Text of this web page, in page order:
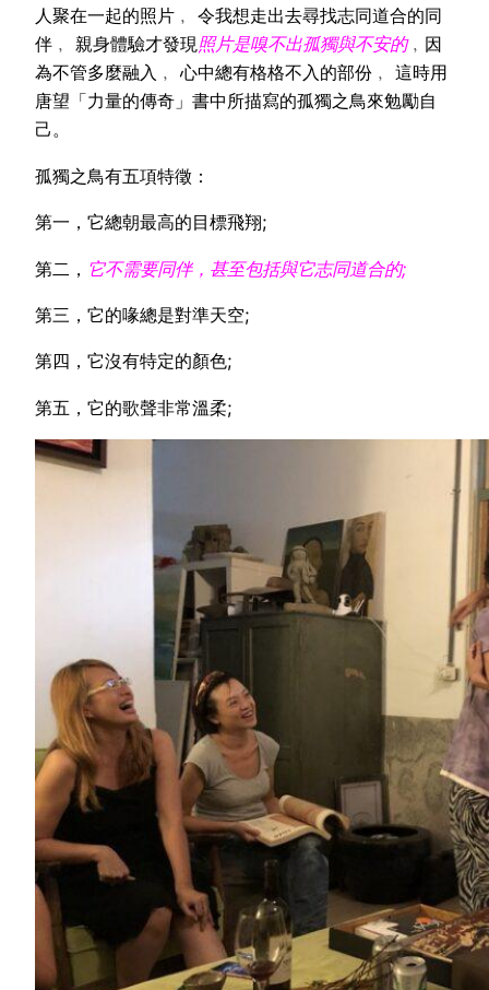
人聚在一起的照片﹐ 令我想走出去尋找志同道合的同
伴﹐ 親身體驗才發現照片是嗅不出孤獨與不安的﹐因
為不管多麼融入﹐ 心中總有格格不入的部份﹐ 這時用
唐望「力量的傳奇」書中所描寫的孤獨之鳥來勉勵自
己。
孤獨之鳥有五項特徵：
第一，它總朝最高的目標飛翔;
第二， 它不需要同伴，甚至包括與它志同道合的;
第三，它的喙總是對準天空;
第四，它沒有特定的顏色;
第五，它的歌聲非常溫柔;